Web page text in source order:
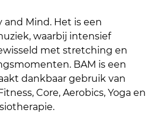
and Mind. Het is een
waarbij intensief
met stretching en
BAM is een
dankbaar gebruik van
Core, Aerobics, Yoga en